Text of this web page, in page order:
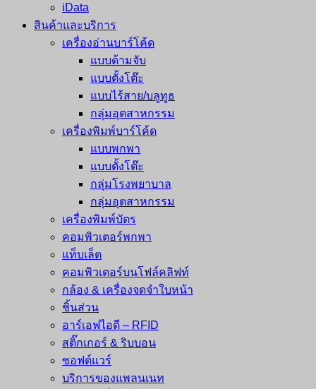
iData
สินค้าและบริการ
เครื่องอ่านบาร์โค้ด
แบบด้ามจับ
แบบตั้งโต๊ะ
แบบไร้สาย/บลูทูธ
กลุ่มอุตสาหกรรม
เครื่องพิมพ์บาร์โค้ด
แบบพกพา
แบบตั้งโต๊ะ
กลุ่มโรงพยาบาล
กลุ่มอุตสาหกรรม
เครื่องพิมพ์บัตร
คอมพิวเตอร์พกพา
แท็บเล็ต
คอมพิวเตอร์บนโฟล์คลิฟท์
กล้อง & เครื่องจดจำใบหน้า
ชิ้นส่วน
อาร์เอฟไอดี – RFID
สติ๊กเกอร์ & ริบบอน
ซอฟต์แวร์
บริการของแพลนเนท